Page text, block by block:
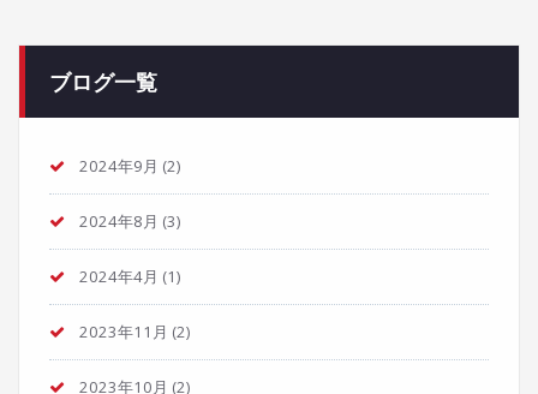
ブログ一覧
2024年9月 (2)
2024年8月 (3)
2024年4月 (1)
2023年11月 (2)
2023年10月 (2)